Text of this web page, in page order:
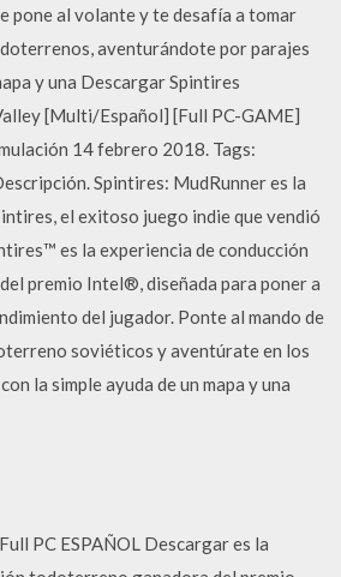
pone al volante y te desafía a tomar
aventurándote por parajes
y una Descargar Spintires
[Multi/Español] [Full PC-GAME]
14 febrero 2018. Tags:
Spintires: MudRunner es la
el exitoso juego indie que vendió
es la experiencia de conducción
premio Intel®, diseñada para poner a
del jugador. Ponte al mando de
soviéticos y aventúrate en los
la simple ayuda de un mapa y una
PC ESPAÑOL Descargar es la